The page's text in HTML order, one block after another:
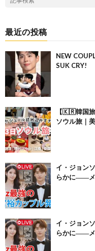
最近の投稿
NEW
SUK CRY!
【🇰🇷韓国
ソウル旅｜
イ・ジョン
らかに――メ
イ・ジョン
らかに――メ